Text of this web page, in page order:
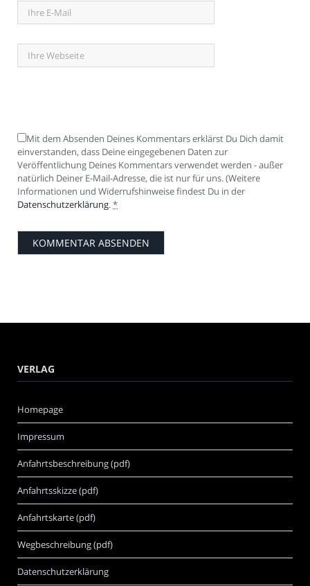
Mit dem Absenden Deines Kommentars erklärst Du Dich damit
einverstanden, dass Deine eingegebenen Daten zur
Veröffentlichung Deines Kommentars verwendet werden - außer
natürlich Deiner E-Mail-Adresse, die ist nur für uns. (Weitere
Informationen und Widerrufshinweise findest Du in der
Datenschutzerklärung.*
VERLAG
Homepage
Impressum
Anfahrtsbeschreibung (pdf)
Anfahrtsskizze (pdf)
Anfahrtskarte (pdf)
Wegbeschreibung (pdf)
Datenschutzerklärung